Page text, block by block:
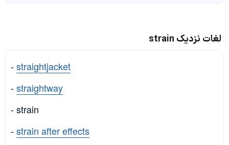
لغات نزدیک strain
-straightjacket
-straightway
- strain
-strain after effects